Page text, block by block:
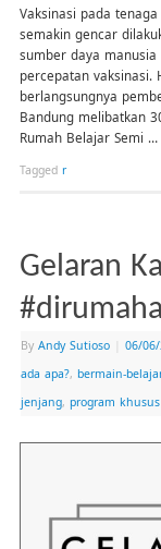
Vaksinasi pada
semakin gencar
sumber daya
percepatan vaksinasi.
berlangsungnya
Bandung melibatkan
Rumah Belajar Semi …
Tagged r
Gelaran
By Andy Sutioso 06/
ada apa?, bermain-belajar
jenjang, program khusus